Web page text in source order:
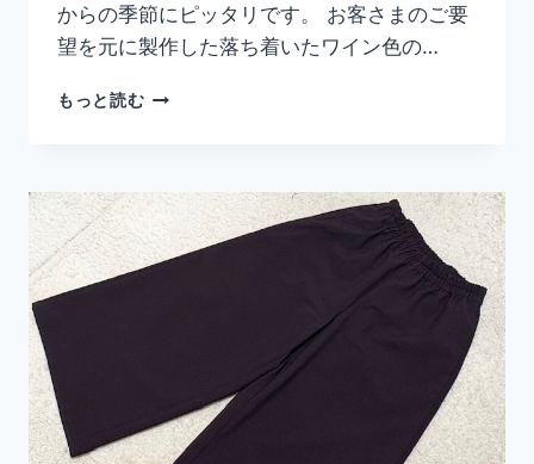
からの季節にピッタリです。 お客さまのご要
望を元に製作した落ち着いたワイン色の…
もっと読むワ
の
烹
着